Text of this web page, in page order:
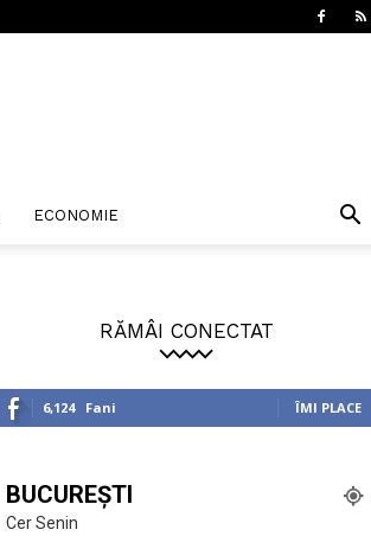
ECONOMIE
RĂMÂI CONECTAT
6,124 Fani ÎMI PLACE
BUCUREȘTI
Cer Senin